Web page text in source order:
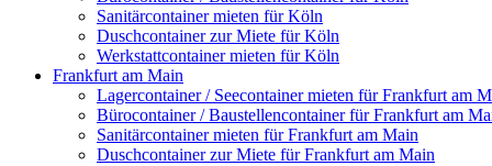
Sanitärcontainer mieten für Köln
Duschcontainer zur Miete für Köln
Werkstattcontainer mieten für Köln
Frankfurt am Main
Lagercontainer / Seecontainer mieten für Frankfurt am
Bürocontainer / Baustellencontainer für Frankfurt am
Sanitärcontainer mieten für Frankfurt am Main
Duschcontainer zur Miete für Frankfurt am Main